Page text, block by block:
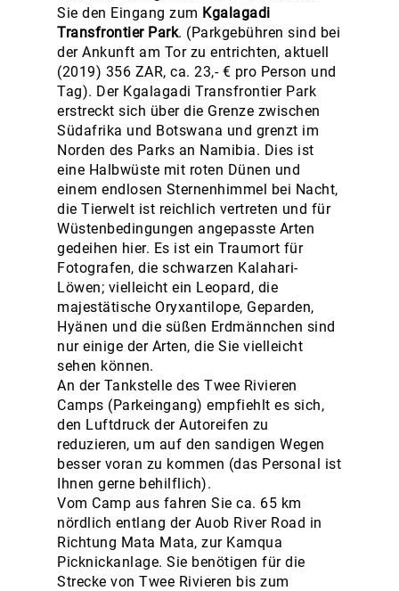
Sie den Eingang zum Kgalagadi
Transfrontier Park. (Parkgebühren sind bei
der Ankunft am Tor zu entrichten, aktuell
(2019) 356 ZAR, ca. 23,- € pro Person und
Tag). Der Kgalagadi Transfrontier Park
erstreckt sich über die Grenze zwischen
Südafrika und Botswana und grenzt im
Norden des Parks an Namibia. Dies ist
eine Halbwüste mit roten Dünen und
einem endlosen Sternenhimmel bei Nacht,
die Tierwelt ist reichlich vertreten und für
Wüstenbedingungen angepasste Arten
gedeihen hier. Es ist ein Traumort für
Fotografen, die schwarzen Kalahari-
Löwen; vielleicht ein Leopard, die
majestätische Oryxantilope, Geparden,
Hyänen und die süßen Erdmännchen sind
nur einige der Arten, die Sie vielleicht
sehen können.
An der Tankstelle des Twee Rivieren
Camps (Parkeingang) empfiehlt es sich,
den Luftdruck der Autoreifen zu
reduzieren, um auf den sandigen Wegen
besser voran zu kommen (das Personal ist
Ihnen gerne behilflich).
Vom Camp aus fahren Sie ca. 65 km
nördlich entlang der Auob River Road in
Richtung Mata Mata, zur Kamqua
Picknickanlage. Sie benötigen für die
Strecke von Twee Rivieren bis zum